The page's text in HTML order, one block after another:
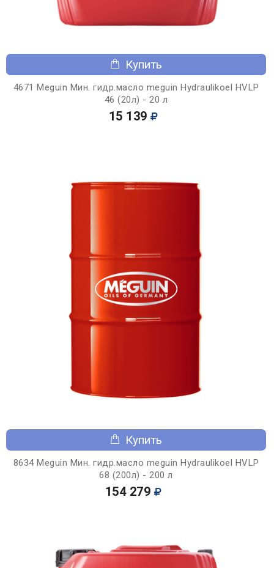
Купить
4671 Meguin Мин. гидр.масло meguin Hydraulikoel HVLP
46 (20л) - 20 л
15 139
Купить
8634 Meguin Мин. гидр.масло meguin Hydraulikoel HVLP
68 (200л) - 200 л
154 279